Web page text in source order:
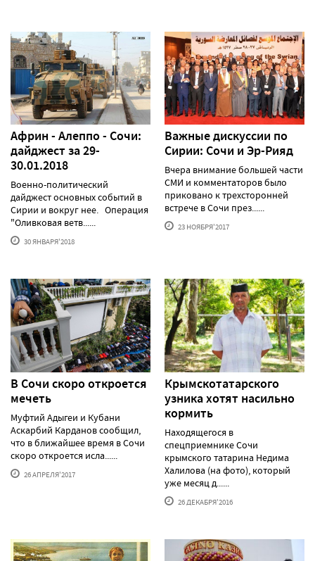
Африн - Алеппо - Сочи:
дайджест за 29-
30.01.2018
Военно-политический
дайджест основных событий в
Сирии и вокруг нее. Операция
"Оливковая ветв......
30 ЯНВАРЯ'2018
Важные дискуссии по
Сирии: Сочи и Эр-Рияд
Вчера внимание большей части
СМИ и комментаторов было
приковано к трехсторонней
встрече в Сочи през......
23 НОЯБРЯ'2017
В Сочи скоро откроется
мечеть
Муфтий Адыгеи и Кубани
Аскарбий Карданов сообщил,
что в ближайшее время в Сочи
скоро откроется исла......
26 АПРЕЛЯ'2017
Крымскотатарского
узника хотят насильно
кормить
Находящегося в
спецприемнике Сочи
крымского татарина Недима
Халилова (на фото), который
уже месяц д......
26 ДЕКАБРЯ'2016